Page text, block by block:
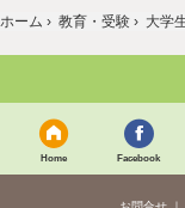
ホーム › 教育・受験 › 大学
Home Facebook